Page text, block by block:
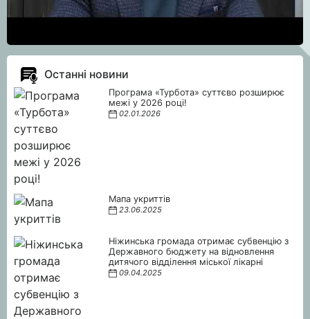
Останні новини
Програма «Турбота» суттєво розширює
межі у 2026 році!
02.01.2026
Мапа укриттів
23.06.2025
Ніжинська громада отримає субвенцію з
Державного бюджету на відновлення
дитячого відділення міської лікарні
09.04.2025